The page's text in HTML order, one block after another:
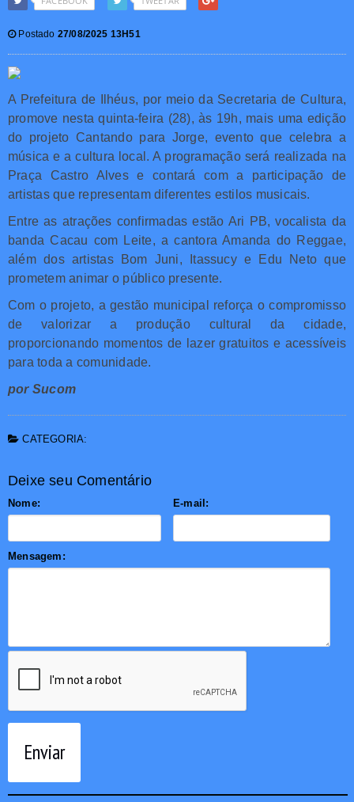
Postado 27/08/2025 13H51
A Prefeitura de Ilhéus, por meio da Secretaria de Cultura,
promove nesta quinta-feira (28), às 19h, mais uma edição
do projeto Cantando para Jorge, evento que celebra a
música e a cultura local. A programação será realizada na
Praça Castro Alves e contará com a participação de
artistas que representam diferentes estilos musicais.
Entre as atrações confirmadas estão Ari PB, vocalista da
banda Cacau com Leite, a cantora Amanda do Reggae,
além dos artistas Bom Juni, Itassucy e Edu Neto que
prometem animar o público presente.
Com o projeto, a gestão municipal reforça o compromisso
de valorizar a produção cultural da cidade,
proporcionando momentos de lazer gratuitos e acessíveis
para toda a comunidade.
por Sucom
CATEGORIA:
Deixe seu Comentário
Nome: E-mail:
Mensagem:
Enviar